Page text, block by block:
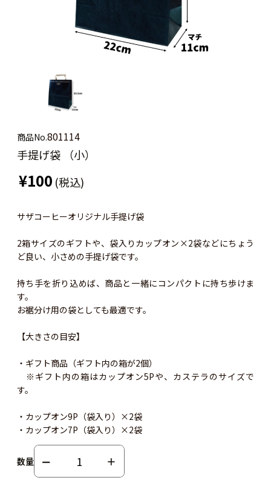
商品No.801114
手提げ袋 （小）
¥100 (税込)
サザコーヒーオリジナル手提げ袋
2箱サイズのギフトや、袋入りカップオン×2袋などにちょう
ど良い、小さめの手提げ袋です。
持ち手を折り込めば、商品と一緒にコンパクトに持ち歩けま
す。
お裾分け用の袋としても最適です。
【大きさの目安】
・ギフト商品（ギフト内の箱が2個）
※ギフト内の箱はカップオン5Pや、カステラのサイズで
す。
・カップオン9P（袋入り）×2袋
・カップオン7P（袋入り）×2袋
数量